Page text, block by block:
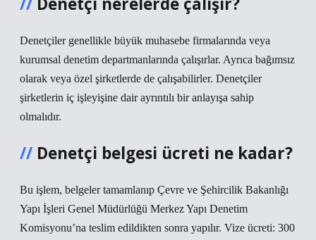
Denetçiler genellikle büyük muhasebe firmalarında veya
kurumsal denetim departmanlarında çalışırlar. Ayrıca bağımsız
olarak veya özel şirketlerde de çalışabilirler. Denetçiler
şirketlerin iç işleyişine dair ayrıntılı bir anlayışa sahip
olmalıdır.
Denetçi belgesi ücreti ne kadar?
Bu işlem, belgeler tamamlanıp Çevre ve Şehircilik Bakanlığı
Yapı İşleri Genel Müdürlüğü Merkez Yapı Denetim
Komisyonu’na teslim edildikten sonra yapılır. Vize ücreti: 300